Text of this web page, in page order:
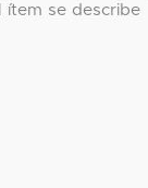
ítem se describe